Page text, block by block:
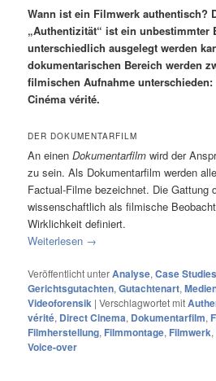
Wann ist ein Filmwerk authentisch?
„Authentizität“ ist ein unbestimmter
unterschiedlich ausgelegt werden
dokumentarischen Bereich werden
filmischen Aufnahme unterschieden:
Cinéma vérité.
DER DOKUMENTARFILM
An einenDokumentarfilm wird der
zu sein. Als Dokumentarfilm werden
Factual-Filme bezeichnet. Die Gattung
wissenschaftlich als filmische
Wirklichkeit definiert.
Weiterlesen →
Veröffentlicht unterAnalyse,Case Studies
Gerichtsgutachten,Gutachtenart,
Videoforensik |Verschlagwortet mit
vérité, Direct Cinema, Dokumentarfilm,
Filmherstellung, Filmmontage, Filmwerk,
Voice-over